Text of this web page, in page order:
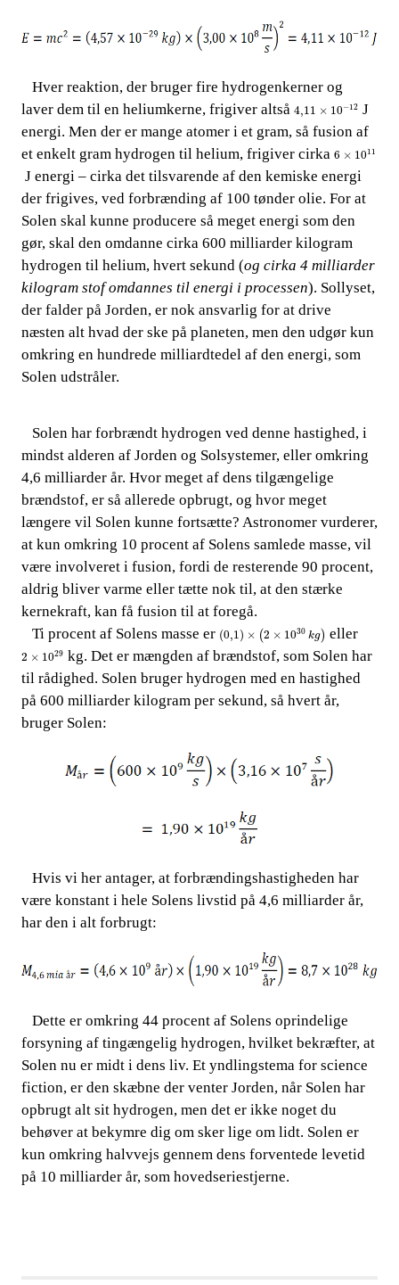
​​ ​​​​ Hver reaktion, der bruger fire hydrogenkerner og
laver dem til en heliumkerne, frigiver altså​​ 4,11 × 10−12
4,11 10 12
​​ J
energi. Men der er mange atomer i et gram, så fusion af
et enkelt gram hydrogen til helium, frigiver cirka​​ 6 × 1011
6 10 11
J energi – cirka det tilsvarende af den kemiske energi
der frigives, ved forbrænding af 100 tønder olie. For at
Solen skal kunne producere så meget energi som den
gør, skal den omdanne cirka 600 milliarder kilogram
hydrogen til helium, hvert sekund (og cirka 4 milliarder
kilogram stof omdannes til energi i processen). Sollyset,
der falder på Jorden, er nok ansvarlig for at drive
næsten alt hvad der ske på planeten, men den udgør kun
omkring en hundrede milliardtedel af den energi, som
Solen udstråler.
Solen har forbrændt hydrogen ved denne hastighed, i
mindst alderen af Jorden og Solsystemer, eller omkring
4,6 milliarder år. Hvor meget af dens tilgængelige
brændstof, er så allerede opbrugt, og hvor meget
længere vil Solen kunne fortsætte? Astronomer vurderer,
at kun omkring 10 procent af Solens samlede masse, vil
være involveret i fusion, fordi de resterende 90 procent,
aldrig bliver varme eller tætte nok til, at den stærke
kernekraft, kan få fusion til at foregå.
Ti procent af Solens masse er​​ (0,1) × (2 × 1030 kg)
0,1 × 2 1030 kg ​​ eller​​
2 × 1029
2 10 29
​​ kg. Det er mængden af brændstof, som Solen har
til rådighed. Solen bruger hydrogen med en hastighed
på 600 milliarder kilogram per sekund, så hvert år,
bruger Solen:
Hvis vi her antager, at forbrændingshastigheden har
være konstant i hele Solens livstid på 4,6 milliarder år,
har den i alt forbrugt:
Dette er omkring 44 procent af Solens oprindelige
forsyning af tingængelig hydrogen, hvilket bekræfter, at
Solen nu er midt i dens liv. Et yndlingstema for science
fiction, er den skæbne der venter Jorden, når Solen har
opbrugt alt sit hydrogen, men det er ikke noget du
behøver at bekymre dig om sker lige om lidt. Solen er
kun omkring halvvejs gennem dens forventede levetid
på 10 milliarder år, som hovedseriestjerne.